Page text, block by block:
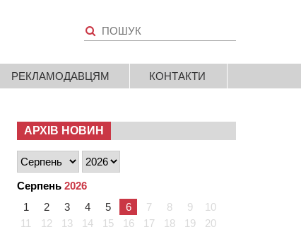
РЕКЛАМОДАВЦЯМ КОНТАКТИ
АРХІВ НОВИН
Серпень 2026
1
2 3 4 5 6 7 8 9
10
11
12 13 14 15 16 17 18 19
20